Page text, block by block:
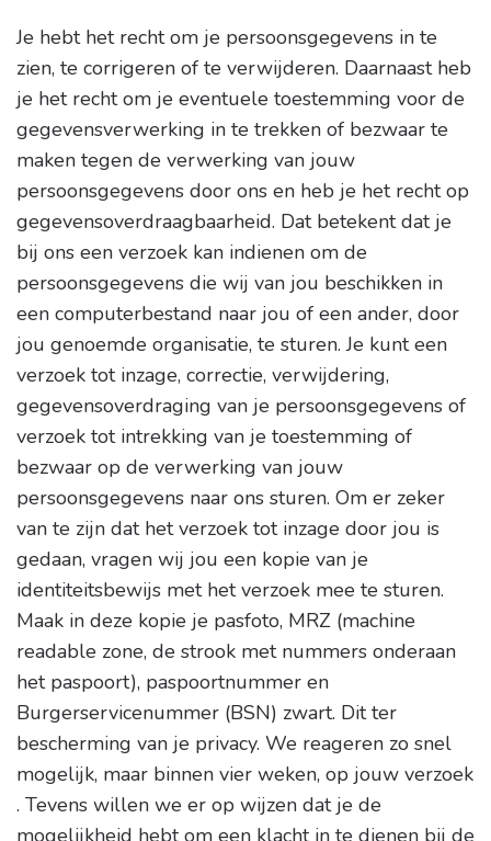
Je hebt het recht om je persoonsgegevens in te
zien, te corrigeren of te verwijderen. Daarnaast heb
je het recht om je eventuele toestemming voor de
gegevensverwerking in te trekken of bezwaar te
maken tegen de verwerking van jouw
persoonsgegevens door ons en heb je het recht op
gegevensoverdraagbaarheid. Dat betekent dat je
bij ons een verzoek kan indienen om de
persoonsgegevens die wij van jou beschikken in
een computerbestand naar jou of een ander, door
jou genoemde organisatie, te sturen. Je kunt een
verzoek tot inzage, correctie, verwijdering,
gegevensoverdraging van je persoonsgegevens of
verzoek tot intrekking van je toestemming of
bezwaar op de verwerking van jouw
persoonsgegevens naar ons sturen. Om er zeker
van te zijn dat het verzoek tot inzage door jou is
gedaan, vragen wij jou een kopie van je
identiteitsbewijs met het verzoek mee te sturen.
Maak in deze kopie je pasfoto, MRZ (machine
readable zone, de strook met nummers onderaan
het paspoort), paspoortnummer en
Burgerservicenummer (BSN) zwart. Dit ter
bescherming van je privacy. We reageren zo snel
mogelijk, maar binnen vier weken, op jouw verzoek
. Tevens willen we er op wijzen dat je de
mogelijkheid hebt om een klacht in te dienen bij de